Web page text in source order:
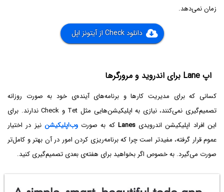
زمان نمی‌دهد.
دانلود Check از آیتونز اپل
اپ Lane برای اندروید و مرورگرها
کسانی که برای مدیریت کارها و برنامه‌های آینده‌ی خود به صورت روزانه
تصمیم‌گیری نمی‌کنند، نیازی به اپلیکیشن‌هایی مثل Tet‌ و Check ندارند. برای
این افراد اپلیکیشن اندرویدیLanes که به صورتوب‌اپلیکیشن نیز در اختیار
عموم قرار گرفته، مفیدتر است چرا که برنامه‌ریزی کردن امور در آن بهتر و کامل‌تر
صورت می‌گیرد. به خصوص اگر بخواهید برای هفته‌ی بعدی تصمیم‌گیری کنید.